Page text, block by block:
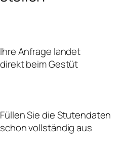
Ihre Anfrage landet
direkt beim Gestüt
Füllen Sie die Stutendaten
schon vollständig aus